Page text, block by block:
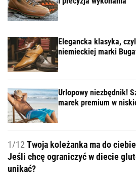
Elegancka klasyka,
niemieckiej marki
Urlopowy niezbędnik!
marek premium w
1/12 Twoja koleżanka ma do
Jeśli chcę ograniczyć w diecie
unikać?